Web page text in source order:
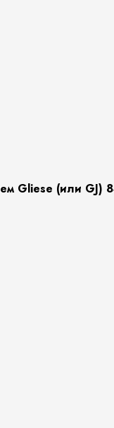
Gliese (или